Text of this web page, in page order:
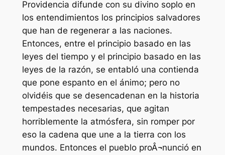
Providencia difunde con su divino soplo en
los entendimientos los principios salvadores
que han de regenerar a las naciones.
Entonces, entre el principio basado en las
leyes del tiempo y el principio basado en las
leyes de la razón, se entabló una contienda
que pone espanto en el ánimo; pero no
olvidéis que se desencadenan en la historia
tempestades necesarias, que agitan
horriblemente la atmósfera, sin romper por
eso la cadena que une a la tierra con los
mundos. Entonces el pueblo proÂ¬nunció en